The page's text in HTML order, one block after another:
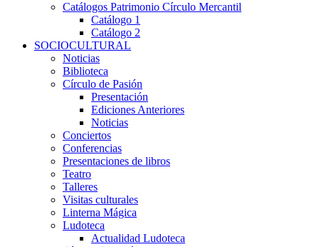
Catálogos Patrimonio Círculo Mercantil
Catálogo 1
Catálogo 2
SOCIOCULTURAL
Noticias
Biblioteca
Círculo de Pasión
Presentación
Ediciones Anteriores
Noticias
Conciertos
Conferencias
Presentaciones de libros
Teatro
Talleres
Visitas culturales
Linterna Mágica
Ludoteca
Actualidad Ludoteca